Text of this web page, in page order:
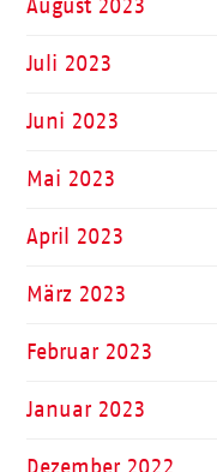
August 2023
Juli 2023
Juni 2023
Mai 2023
April 2023
März 2023
Februar 2023
Januar 2023